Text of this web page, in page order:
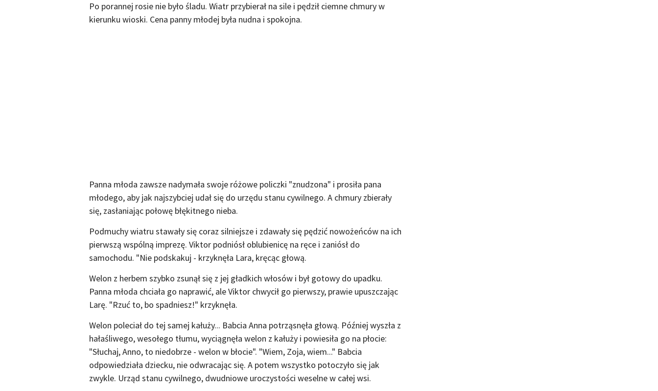
Po porannej rosie nie było śladu. Wiatr przybierał na sile i pędził ciemne chmury w
kierunku wioski. Cena panny młodej była nudna i spokojna.
Panna młoda zawsze nadymała swoje różowe policzki "znudzona" i prosiła pana
młodego, aby jak najszybciej udał się do urzędu stanu cywilnego. A chmury zbierały
się, zasłaniając połowę błękitnego nieba.
Podmuchy wiatru stawały się coraz silniejsze i zdawały się pędzić nowożeńców na ich
pierwszą wspólną imprezę. Viktor podniósł oblubienicę na ręce i zaniósł do
samochodu. "Nie podskakuj - krzyknęła Lara, kręcąc głową.
Welon z herbem szybko zsunął się z jej gładkich włosów i był gotowy do upadku.
Panna młoda chciała go naprawić, ale Viktor chwycił go pierwszy, prawie upuszczając
Larę. "Rzuć to, bo spadniesz!" krzyknęła.
Welon poleciał do tej samej kałuży... Babcia Anna potrząsnęła głową. Później wyszła z
hałaśliwego, wesołego tłumu, wyciągnęła welon z kałuży i powiesiła go na płocie:
"Słuchaj, Anno, to niedobrze - welon w błocie". "Wiem, Zoja, wiem..." Babcia
odpowiedziała dziecku, nie odwracając się. A potem wszystko potoczyło się jak
zwykle. Urząd stanu cywilnego, dwudniowe uroczystości weselne w całej wsi.